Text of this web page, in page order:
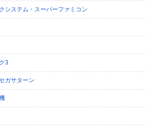
システム・スーパーファミコン
3
ガサターン